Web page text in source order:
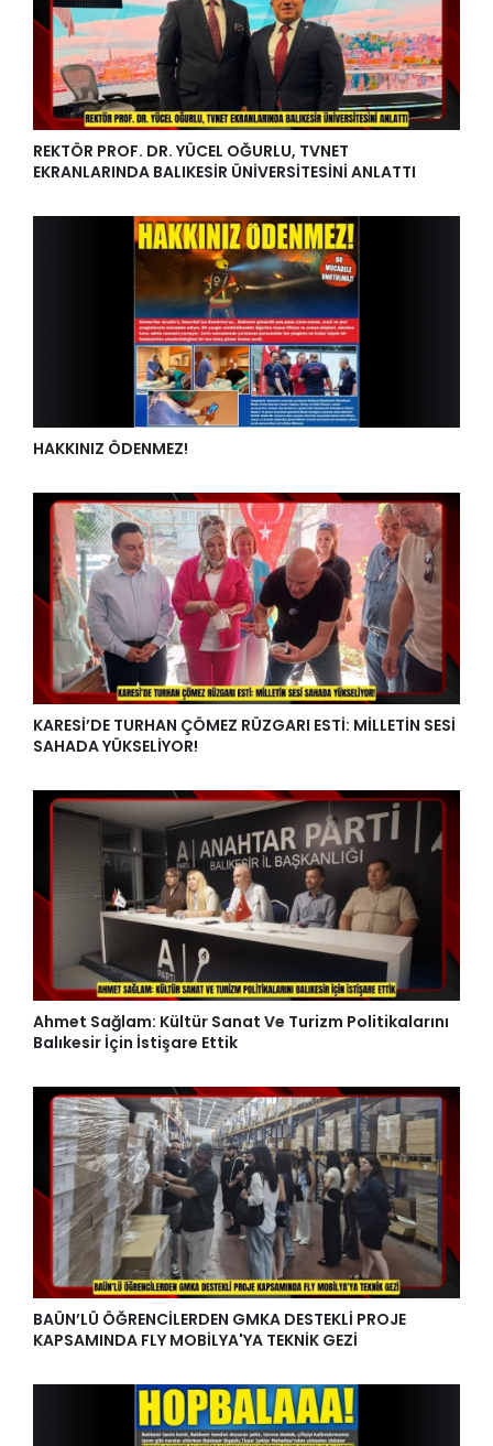
REKTÖR PROF. DR. YÜCEL OĞURLU, TVNET
EKRANLARINDA BALIKESİR ÜNİVERSİTESİNİ ANLATTI
HAKKINIZ ÖDENMEZ!
KARESİ’DE TURHAN ÇÖMEZ RÜZGARI ESTİ: MİLLETİN SESİ
SAHADA YÜKSELİYOR!
Ahmet Sağlam: Kültür Sanat Ve Turizm Politikalarını
Balıkesir İçin İstişare Ettik
BAÜN’LÜ ÖĞRENCİLERDEN GMKA DESTEKLİ PROJE
KAPSAMINDA FLY MOBİLYA'YA TEKNİK GEZİ